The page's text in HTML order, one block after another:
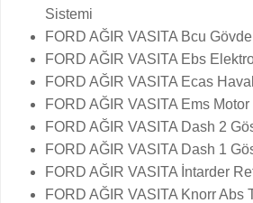
Sistemi
FORD AĞIR VASITA Bcu
FORD AĞIR VASITA Ebs
FORD AĞIR VASITA Ecas
FORD AĞIR VASITA Ems Motor
FORD AĞIR VASITA Dash 2
FORD AĞIR VASITA Dash 1
FORD AĞIR VASITA İntarder
FORD AĞIR VASITA Knorr Abs